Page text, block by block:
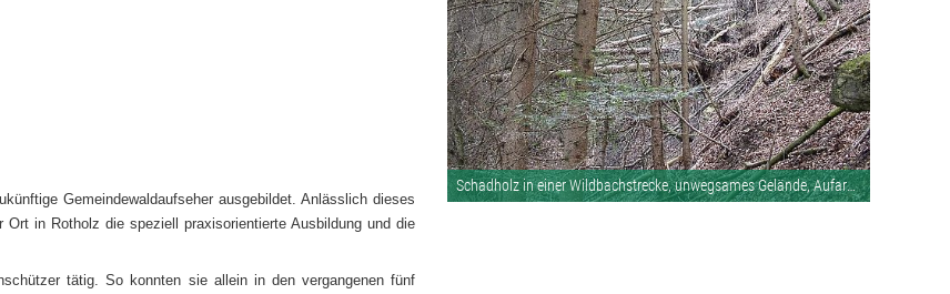
Gemeindewaldaufseher ausgebildet. Anlässlich dieses
in Rotholz die speziell praxisorientierte Ausbildung und die
tätig. So konnten sie allein in den vergangenen fünf
Schadholz in einer Wildbachstrecke, unwegsames Gelände, Aufarbeitung durchgeführt! Bild: waldaufseher.org